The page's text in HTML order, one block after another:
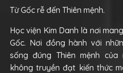
Từ Gốc rễ đến Thiên mệnh.
Học viện Kim Danh là nơi
Gốc. Nơi đồng hành với
sống đúng Thiên mệnh của
không truyền đạt kiến thức